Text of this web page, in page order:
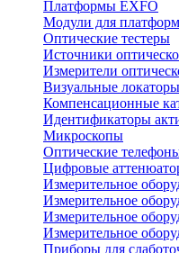
Платформы EXFO
Модули для
Оптические тестеры
Источники
Измерители
Визуальные
Компенсационные
Идентификаторы
Микроскопы
Оптические
Цифровые
Измерительное
Измерительное
Измерительное
Измерительное
Приборы для